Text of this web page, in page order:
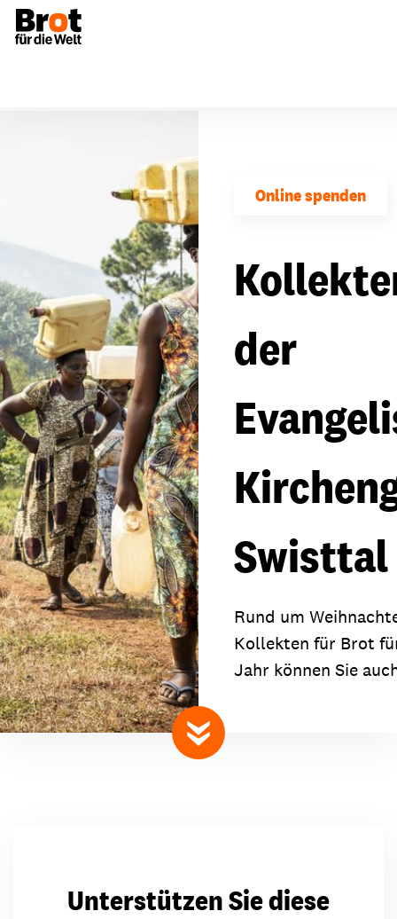
Online spenden
der
Swisttal
Rund um
Kollekten für Brot
Jahr können Sie
nach unten scrollen
Unterstützen Sie diese